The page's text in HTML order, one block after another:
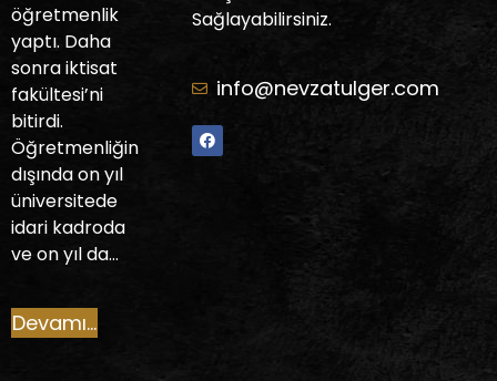
öğretmenlik
yaptı. Daha
sonra iktisat
fakültesi’ni
bitirdi.
Öğretmenliğin
dışında on yıl
üniversitede
idari kadroda
ve on yıl da…
Devamı...
Sağlayabilirsiniz.
info@nevzatulger.com